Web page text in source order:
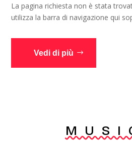
La pagina richiesta non è stata
utilizza la barra di navigazione qui
Vedi di più